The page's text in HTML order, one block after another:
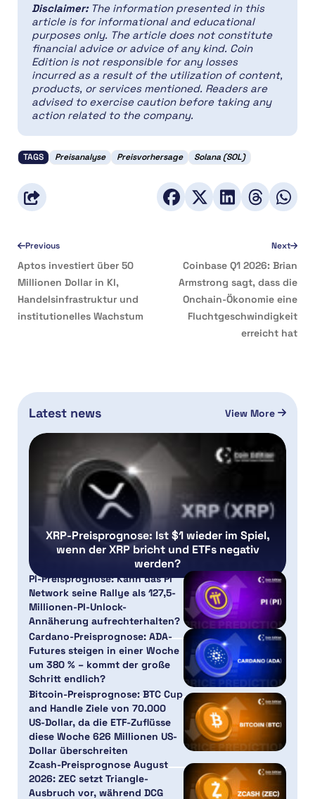
Disclaimer: The information presented in this
article is for informational and educational
purposes only. The article does not constitute
financial advice or advice of any kind. Coin
Edition is not responsible for any losses
incurred as a result of the utilization of content,
products, or services mentioned. Readers are
advised to exercise caution before taking any
action related to the company.
TAGS Preisanalyse Preisvorhersage Solana (SOL)
Previous
Aptos investiert über 50
Millionen Dollar in KI,
Handelsinfrastruktur und
institutionelles Wachstum
Next
Coinbase Q1 2026: Brian
Armstrong sagt, dass die
Onchain-Ökonomie eine
Fluchtgeschwindigkeit
erreicht hat
Latest news View More
XRP-Preisprognose: Ist $1 wieder im Spiel,
wenn der XRP bricht und ETFs negativ
werden?
PI-Preisprognose: Kann das Pi
Network seine Rallye als 127,5-
Millionen-PI-Unlock-
Annäherung aufrechterhalten?
Cardano-Preisprognose: ADA-
Futures steigen in einer Woche
um 380 % – kommt der große
Schritt endlich?
Bitcoin-Preisprognose: BTC Cup
and Handle Ziele von 70.000
US-Dollar, da die ETF-Zuflüsse
diese Woche 626 Millionen US-
Dollar überschreiten
Zcash-Preisprognose August
2026: ZEC setzt Triangle-
Ausbruch vor, während DCG